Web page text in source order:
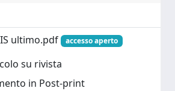
ultimo.pdf
accesso aperto
su rivista
in Post-print